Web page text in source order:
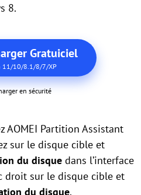
8.
Gratuiciel
11/10/8.1/8/7/XP
en sécurité
AOMEI Partition Assistant
sur le disque cible et
du disque dans l’interface
droit sur le disque cible et
du disque.